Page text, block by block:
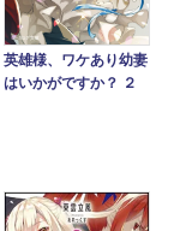
英雄様、ワケあり幼妻
はいかがですか？ ２